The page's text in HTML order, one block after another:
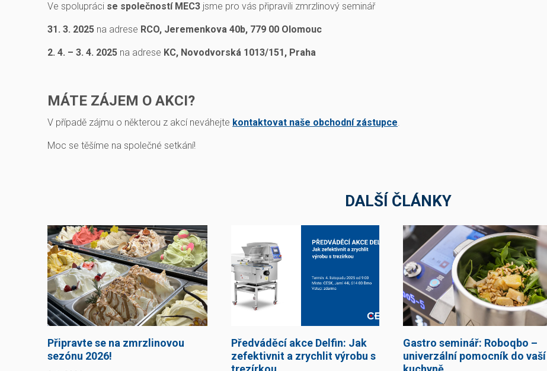
Ve spolupráci se společností MEC3 jsme pro vás připravili zmrzlinový seminář
31. 3. 2025 na adrese RCO, Jeremenkova 40b, 779 00 Olomouc
2. 4. – 3. 4. 2025 na adrese KC, Novodvorská 1013/151, Praha
MÁTE ZÁJEM O AKCI?
V případě zájmu o některou z akcí neváhejte kontaktovat naše obchodní zástupce.
Moc se těšíme na společné setkání!
DALŠÍ ČLÁNKY
Připravte se na zmrzlinovou
sezónu 2026!
Předváděcí akce Delfin: Jak
zefektivnit a zrychlit výrobu s
Gastro seminář: Roboqbo –
univerzální pomocník do vaší